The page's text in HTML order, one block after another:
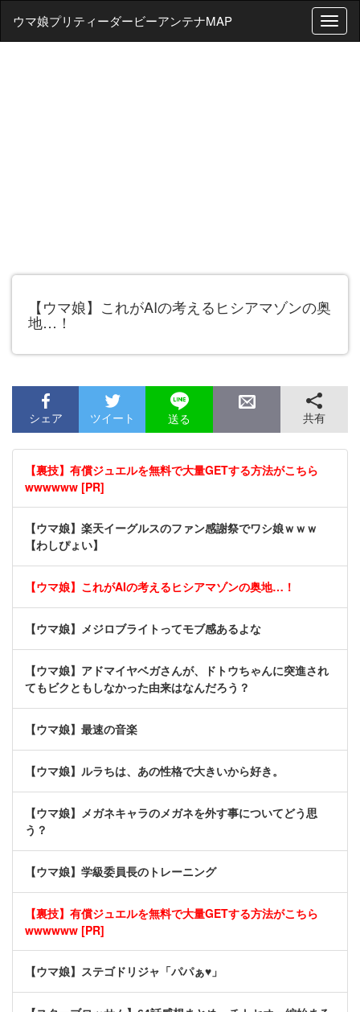
T
o
ウマ娘プリティーダービーアンテナMAP
【ウマ娘】これがAIの考えるヒシアマゾンの奥
地…！
シェア ツイート 送る 共有
【裏技】有償ジュエルを無料で大量GETする方法がこちら
wwwwww [PR]
【ウマ娘】楽天イーグルスのファン感謝祭でワシ娘ｗｗｗ
【わしぴょい】
【ウマ娘】これがAIの考えるヒシアマゾンの奥地…！
【ウマ娘】メジロブライトってモブ感あるよな
【ウマ娘】アドマイヤベガさんが、ドトウちゃんに突進され
てもビクともしなかった由来はなんだろう？
【ウマ娘】最速の音楽
【ウマ娘】ルラちは、あの性格で大きいから好き。
【ウマ娘】メガネキャラのメガネを外す事についてどう思
う？
【ウマ娘】学級委員長のトレーニング
【裏技】有償ジュエルを無料で大量GETする方法がこちら
wwwwww [PR]
【ウマ娘】ステゴドリジャ「パパぁ♥」